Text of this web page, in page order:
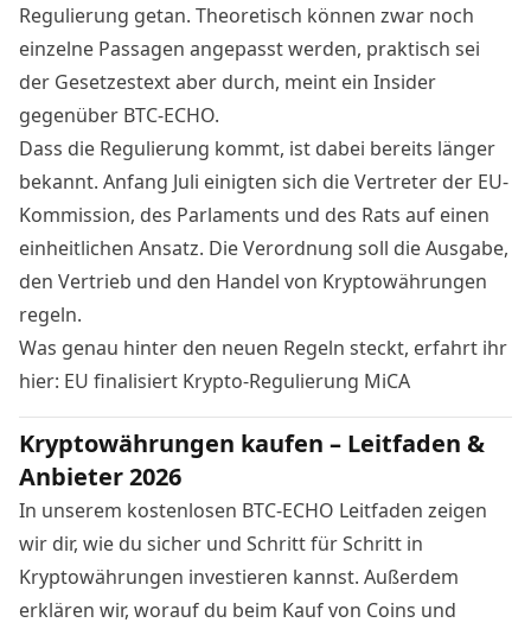
Regulierung getan. Theoretisch können zwar noch
einzelne Passagen angepasst werden, praktisch sei
der Gesetzestext aber durch, meint ein Insider
gegenüber BTC-ECHO.
Dass die Regulierung kommt, ist dabei bereits länger
bekannt. Anfang Juli einigten sich die Vertreter der EU-
Kommission, des Parlaments und des Rats auf einen
einheitlichen Ansatz. Die Verordnung soll die Ausgabe,
den Vertrieb und den Handel von Kryptowährungen
regeln.
Was genau hinter den neuen Regeln steckt, erfahrt ihr
hier: EU finalisiert Krypto-Regulierung MiCA
Kryptowährungen kaufen – Leitfaden &
Anbieter 2026
In unserem kostenlosen BTC-ECHO Leitfaden zeigen
wir dir, wie du sicher und Schritt für Schritt in
Kryptowährungen investieren kannst. Außerdem
erklären wir, worauf du beim Kauf von Coins und